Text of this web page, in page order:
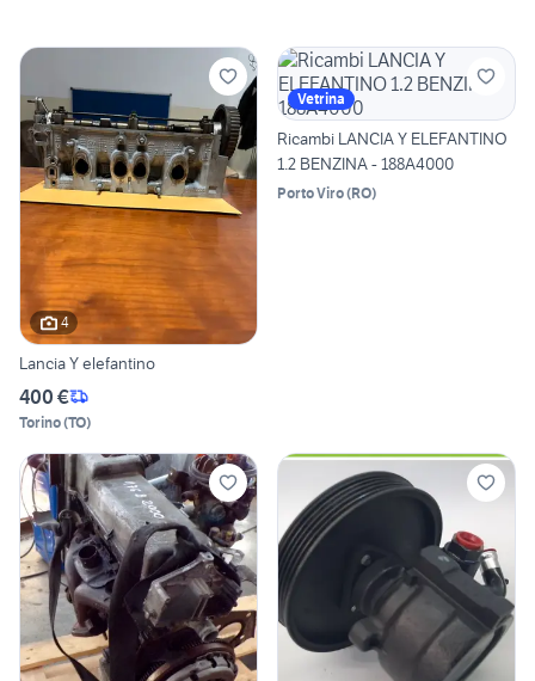
4
Lancia Y elefantino
400 €
Torino(TO)
Vetrina
Ricambi LANCIA Y ELEFANTINO
1.2 BENZINA - 188A4000
Porto Viro(RO)